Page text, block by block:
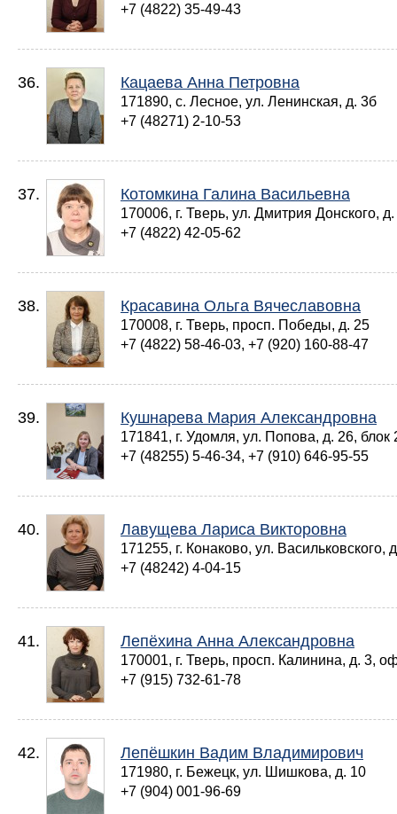
+7 (4822) 35-49-43
36. Кацаева Анна Петровна
171890, с. Лесное, ул. Ленинская, д. 3б
+7 (48271) 2-10-53
37. Котомкина Галина Васильевна
170006, г. Тверь, ул. Дмитрия Донского,
+7 (4822) 42-05-62
38. Красавина Ольга Вячеславовна
170008, г. Тверь, просп. Победы, д. 25
+7 (4822) 58-46-03, +7 (920) 160-88-47
39. Кушнарева Мария Александровна
171841, г. Удомля, ул. Попова, д. 26, блок
+7 (48255) 5-46-34, +7 (910) 646-95-55
40. Лавущева Лариса Викторовна
171255, г. Конаково, ул. Васильковского,
+7 (48242) 4-04-15
41. Лепёхина Анна Александровна
170001, г. Тверь, просп. Калинина, д. 3,
+7 (915) 732-61-78
42. Лепёшкин Вадим Владимирович
171980, г. Бежецк, ул. Шишкова, д. 10
+7 (904) 001-96-69